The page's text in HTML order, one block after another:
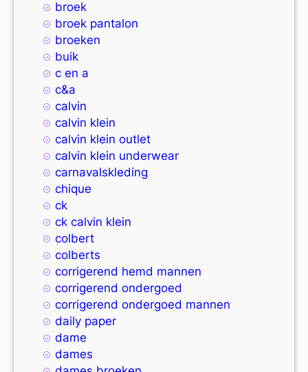
broek
broek pantalon
broeken
buik
c en a
c&a
calvin
calvin klein
calvin klein outlet
calvin klein underwear
carnavalskleding
chique
ck
ck calvin klein
colbert
colberts
corrigerend hemd mannen
corrigerend ondergoed
corrigerend ondergoed mannen
daily paper
dame
dames